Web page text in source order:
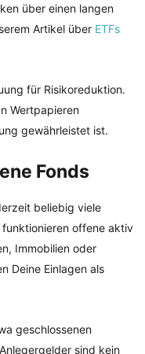
über einen langen
Artikel über ETFs
für Risikoreduktion.
Wertpapieren
gewährleistet ist.
Fonds
beliebig viele
offene aktiv
Immobilien oder
Deine Einlagen als
geschlossenen
sind kein